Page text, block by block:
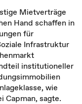
Mietverträge
Hand schaffen in
für
Infrastruktur
institutioneller
wie
Capman, sagte.